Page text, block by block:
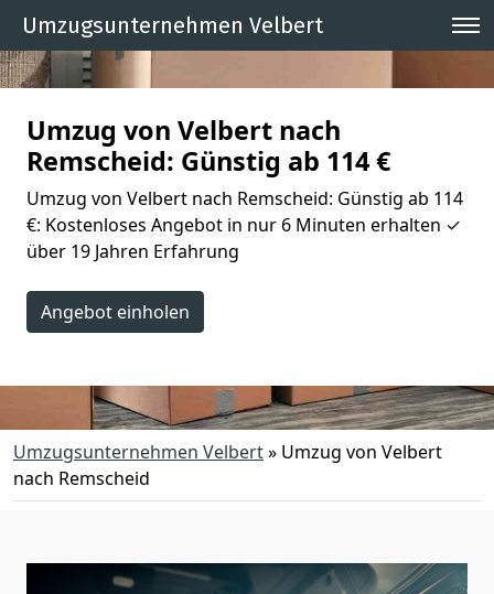
Umzugsunternehmen Velbert
Umzug von Velbert nach
Remscheid: Günstig ab 114 €
Umzug von Velbert nach Remscheid: Günstig ab 114
€: Kostenloses Angebot in nur 6 Minuten erhalten ✓
über 19 Jahren Erfahrung
Angebot einholen
Umzugsunternehmen Velbert» Umzug von Velbert
nach Remscheid